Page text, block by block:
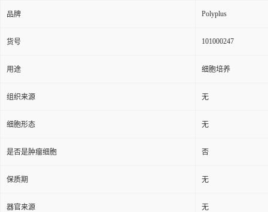
品牌 Polyplus
货号 101000247
用途 细胞培养
组织来源 无
细胞形态 无
是否是肿瘤细胞 否
保质期 无
器官来源 无